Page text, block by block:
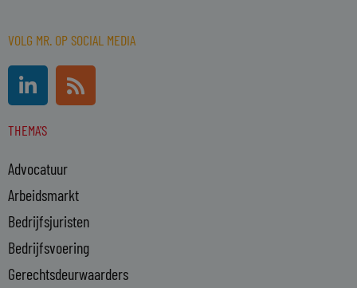
VOLG MR. OP SOCIAL MEDIA
i
k
d
i
n
-
i
n
R
s
THEMA'S
Advocatuur
Arbeidsmarkt
Bedrijfsjuristen
Bedrijfsvoering
Gerechtsdeurwaarders